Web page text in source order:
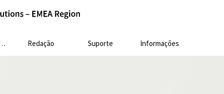
Redação Suporte Informações